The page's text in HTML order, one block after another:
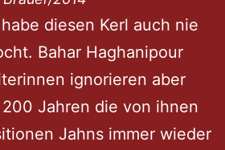
diesen Kerl auch nie
Bahar Haghanipour
ignorieren aber
Jahren die von ihnen
Jahns immer wieder